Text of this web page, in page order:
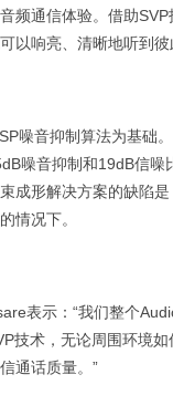
频通信体验。借助
以响亮、清晰地听到彼
噪音抑制算法为基础
噪音抑制和19dB信
成形解决方案的缺陷
情况下。
表示：“我们整个
技术，无论周围环境
通话质量。”